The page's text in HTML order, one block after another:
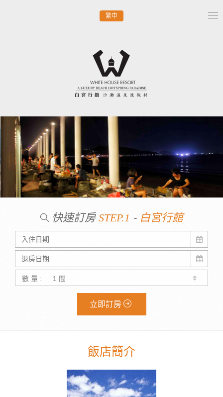
繁中
快速訂房 STEP.1 - 白宮行館
數 量 :
立即訂房
飯店簡介